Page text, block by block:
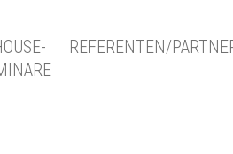
REFERENTEN/